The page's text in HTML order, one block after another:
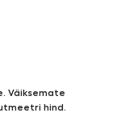
Väiksemate
hind.